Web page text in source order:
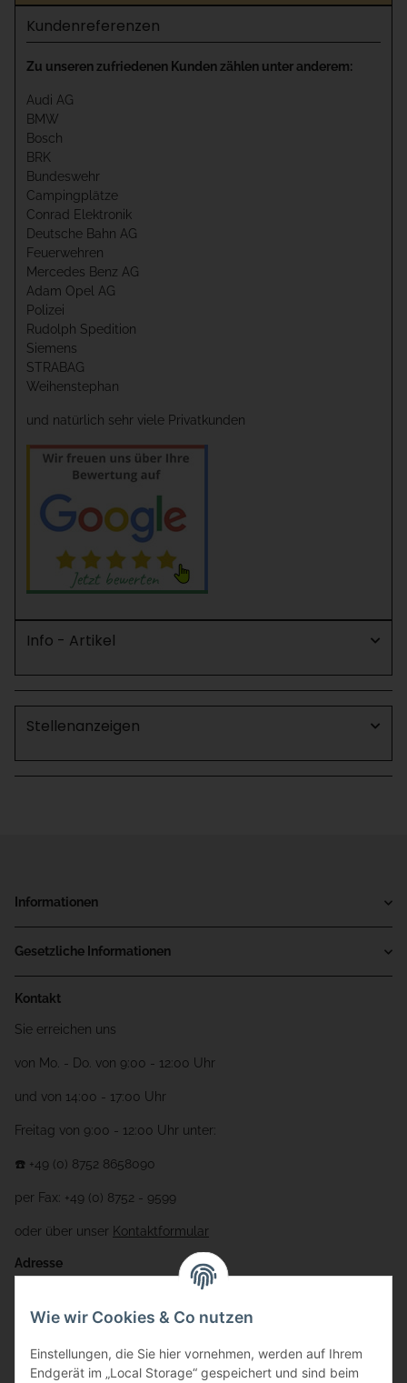
Kundenreferenzen
Zu unseren zufriedenen Kunden zählen unter anderem:
Audi AG
BMW
Bosch
BRK
Bundeswehr
Campingplätze
Conrad Elektronik
Deutsche Bahn AG
Feuerwehren
Mercedes Benz AG
Adam Opel AG
Polizei
Rudolph Spedition
Siemens
STRABAG
Weihenstephan
und natürlich sehr viele Privatkunden
Info - Artikel
Stellenanzeigen
Informationen
Gesetzliche Informationen
Kontakt
Sie erreichen uns
von Mo. - Do. von 9:00 - 12:00 Uhr
und von 14:00 - 17:00 Uhr
Freitag von 9:00 - 12:00 Uhr unter:
☎️ +49 (0) 8752 8658090
per Fax: +49 (0) 8752 - 9599
oder über unser Kontaktformular
Adresse
Gewerbering 17
84072 Au i.d. Hallertau
Wie wir Cookies & Co nutzen
Einstellungen, die Sie hier vornehmen, werden auf Ihrem
Endgerät im „Local Storage“ gespeichert und sind beim